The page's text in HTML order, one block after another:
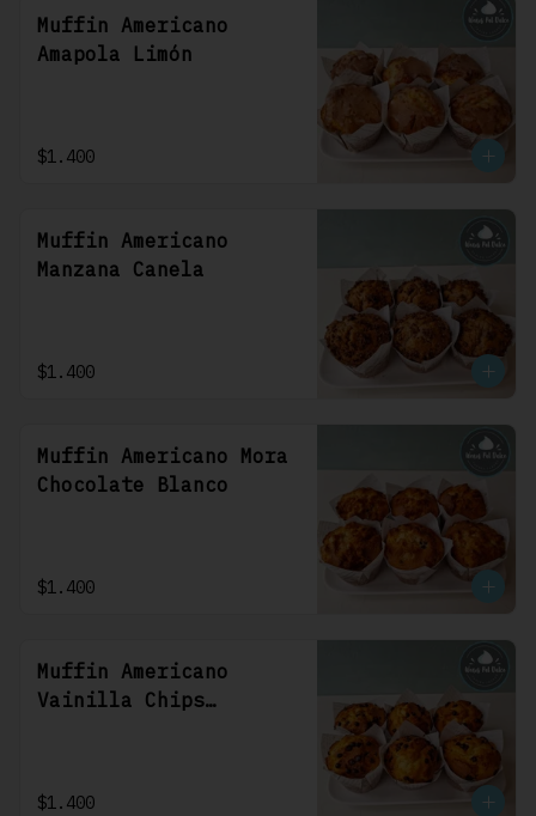
Muffin Americano
Amapola Limón
$1.400
Muffin Americano
Manzana Canela
$1.400
Muffin Americano Mora
Chocolate Blanco
$1.400
Muffin Americano
Vainilla Chips
$1.400